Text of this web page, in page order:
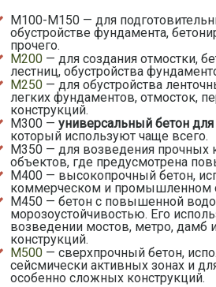
М100-М150 — для
обустройстве фундамента,
прочего.
М200— для создания отмостки,
лестниц, обустройства
М250— для обустройства
легких фундаментов, отмосток,
конструкций.
М300 — универсальный бетон
который используют чаще всего.
М350 — для возведения прочных
объектов, где предусмотрена
М400 — высокопрочный бетон,
коммерческом и промышленном
М450 — бетон с повышенной
морозоустойчивостью. Его
возведении мостов, метро, дамб
конструкций.
М500— сверхпрочный бетон,
сейсмически активных зонах и
особенно сложных конструкций.